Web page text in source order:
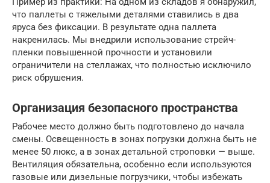
что паллеты с тяжелыми деталями ставились в два
яруса без фиксации. В результате одна паллета
накренилась. Мы внедрили использование стрейч-
пленки повышенной прочности и установили
ограничители на стеллажах, что полностью исключило
риск обрушения.
Организация безопасного пространства
Рабочее место должно быть подготовлено до начала
смены. Освещенность в зонах погрузки должна быть не
менее 50 люкс, а в зонах детальной строповки — выше.
Вентиляция обязательна, особенно если используются
газовые или дизельные погрузчики, чтобы избежать